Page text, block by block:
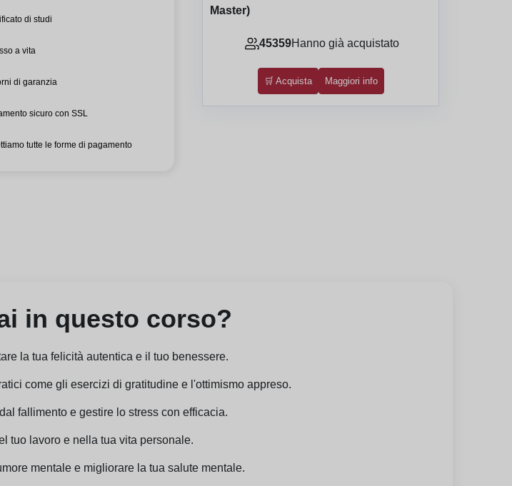
di studi
a vita
di garanzia
sicuro con SSL
tutte le forme di pagamento
Master)
45359Hanno già acquistato
🛒 Acquista Maggiori info
in questo corso?
la tua felicità autentica e il tuo benessere.
come gli esercizi di gratitudine e l'ottimismo appreso.
fallimento e gestire lo stress con efficacia.
tuo lavoro e nella tua vita personale.
mentale e migliorare la tua salute mentale.